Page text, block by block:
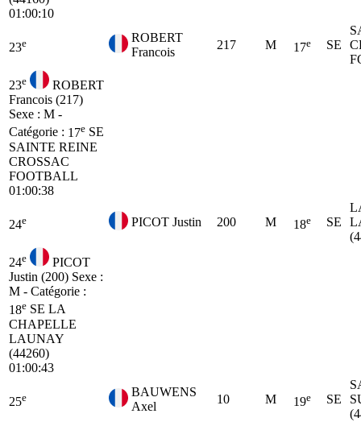
01:00:10
23e
ROBERT
Francois
217 M 17e SE
23e
ROBERT
Francois (217)
Sexe : M -
Catégorie : 17e SE
SAINTE REINE
CROSSAC
FOOTBALL
01:00:38
24e PICOT Justin 200 M 18e SE
24e
PICOT
Justin (200) Sexe :
M - Catégorie :
18e SE LA
CHAPELLE
LAUNAY
(44260)
01:00:43
25e
BAUWENS
Axel
10 M 19e SE